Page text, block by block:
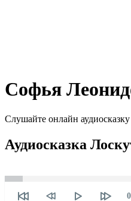
Софья
Слушайте онлайн
Аудиосказка